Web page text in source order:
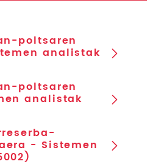
poltsaren
analistak
poltsaren
analistak
- Sistemen